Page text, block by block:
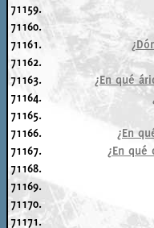
71159.
71160.
71161.
71162.
71163.
¿En qué
71164.
71165.
71166.
¿En
71167.
¿En
71168.
71169.
71170.
71171.